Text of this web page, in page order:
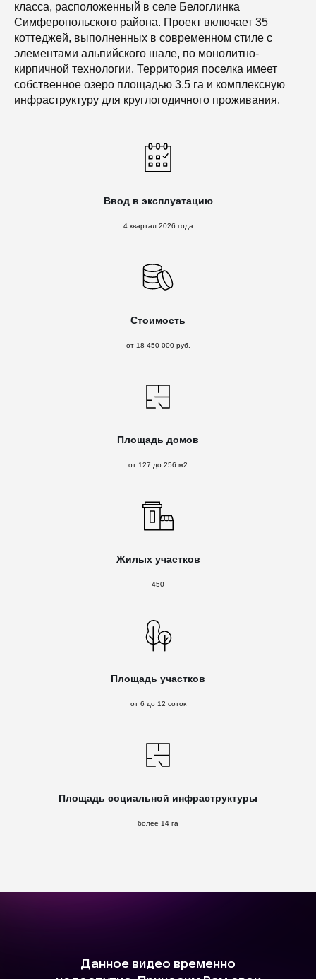
класса, расположенный в селе Белоглинка
Симферопольского района. Проект включает 35
коттеджей, выполненных в современном стиле с
элементами альпийского шале, по монолитно-
кирпичной технологии. Территория поселка имеет
собственное озеро площадью 3.5 га и комплексную
инфраструктуру для круглогодичного проживания.
Ввод в эксплуатацию
4 квартал 2026 года
Стоимость
от 18 450 000 руб.
Площадь домов
от 127 до 256 м2
Жилых участков
450
Площадь участков
от 6 до 12 соток
Площадь социальной инфраструктуры
более 14 га